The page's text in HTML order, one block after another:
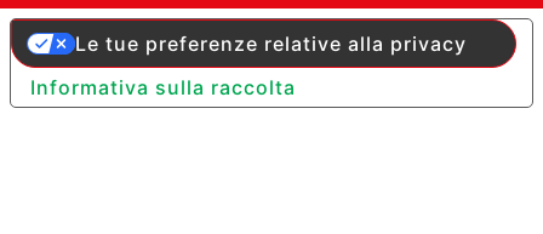
Informativa sulla raccolta
Le tue preferenze relative alla privacy